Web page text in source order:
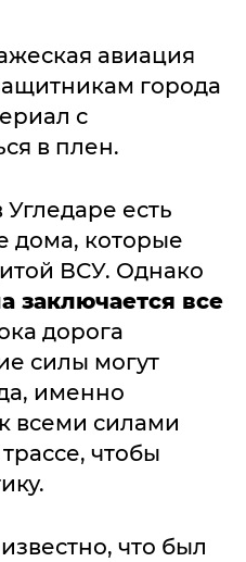
авиация
города
с
в плен.
есть
дома, которые
ВСУ. Однако
заключается все
дорога
силы могут
именно
всеми силами
чтобы
что был